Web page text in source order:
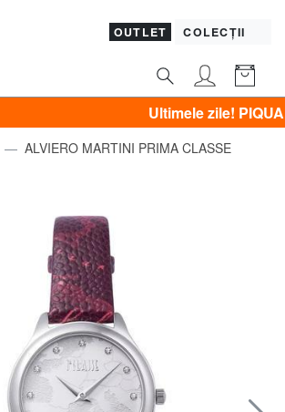
OUTLET COLECȚII
Ultimele zile!
ALVIERO MARTINI PRIMA CLASSE